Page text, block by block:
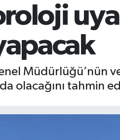
Müdürlüğü’nün
olacağını tahmin